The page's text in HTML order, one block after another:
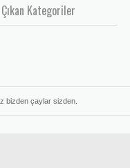
Kategoriler
bizden çaylar sizden.